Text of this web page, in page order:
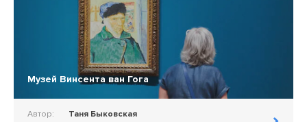
Музей Винсента ван Гога
Автор:
Таня Быковская